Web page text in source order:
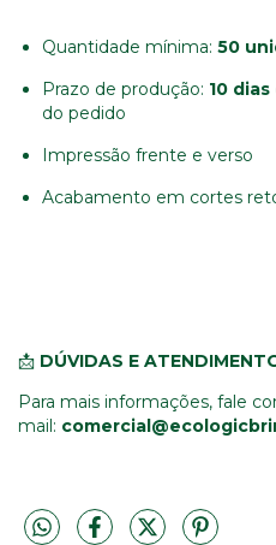
Quantidade mínima: 50
Prazo de produção: 10
do pedido
Impressão frente e verso
Acabamento em cortes
📩 DÚVIDAS E
Para mais informações, fale
mail: